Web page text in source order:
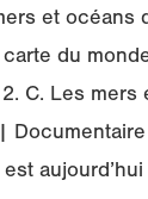
et océans
du
C. Les